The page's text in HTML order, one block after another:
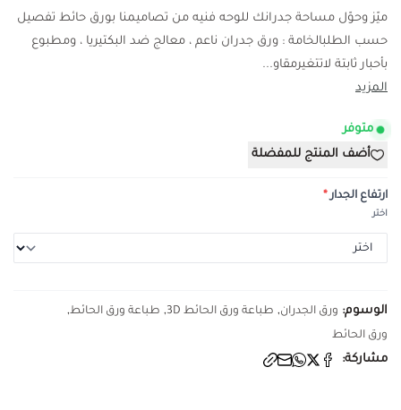
ميّز وحوّل مساحة جدرانك للوحه فنيه من تصاميمنا بورق حائط تفصيل
حسب الطلبالخامة : ورق جدران ناعم ، معالج ضد البكتيريا ، ومطبوع
بأحبار ثابتة لاتتغيرمقاو...
المزيد
متوفر
أضف المنتج للمفضلة
ارتفاع الجدار*
اختر
الوسوم: ورق الجدران, طباعة ورق الحائط 3D , طباعة ورق الحائط,
ورق الحائط
مشاركة: